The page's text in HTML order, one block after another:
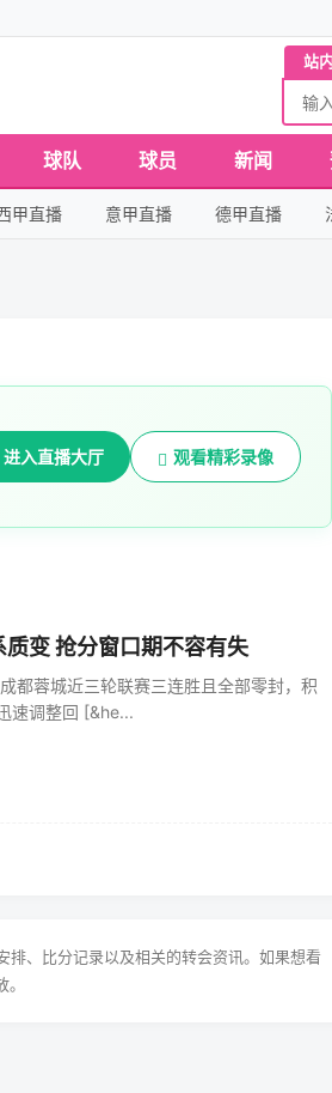
站
球队 球员 新闻
甲直播 意甲直播 德甲直播
进入直播大厅 观看精彩录像
变 抢分窗口期不容有失
都蓉城近三轮联赛三连胜且全部零封，积
速调整回 [&he...
排、比分记录以及相关的转会资讯。如果想看